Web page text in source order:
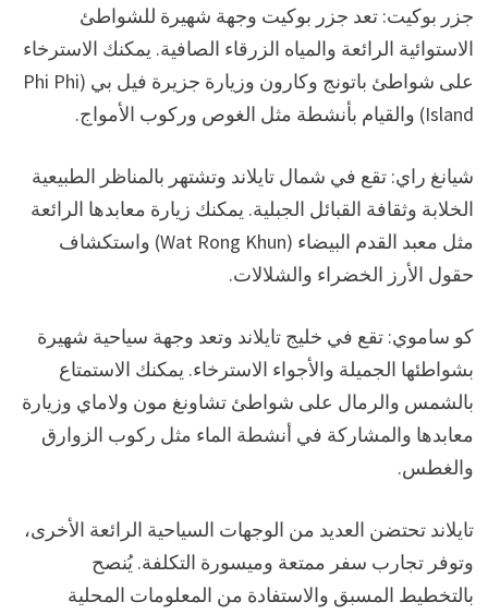
جزر بوكيت: تعد جزر بوكيت وجهة شهيرة للشواطئ
الاستوائية الرائعة والمياه الزرقاء الصافية. يمكنك الاسترخاء
على شواطئ باتونج وكارون وزيارة جزيرة فيل بي (Phi Phi
Island) والقيام بأنشطة مثل الغوص وركوب الأمواج.
شيانغ راي: تقع في شمال تايلاند وتشتهر بالمناظر الطبيعية
الخلابة وثقافة القبائل الجبلية. يمكنك زيارة معابدها الرائعة
مثل معبد القدم البيضاء (Wat Rong Khun) واستكشاف
حقول الأرز الخضراء والشلالات.
كو ساموي: تقع في خليج تايلاند وتعد وجهة سياحية شهيرة
بشواطئها الجميلة والأجواء الاسترخاء. يمكنك الاستمتاع
بالشمس والرمال على شواطئ تشاونغ مون ولاماي وزيارة
معابدها والمشاركة في أنشطة الماء مثل ركوب الزوارق
والغطس.
تايلاند تحتضن العديد من الوجهات السياحية الرائعة الأخرى،
وتوفر تجارب سفر ممتعة وميسورة التكلفة. يُنصح
بالتخطيط المسبق والاستفادة من المعلومات المحلية